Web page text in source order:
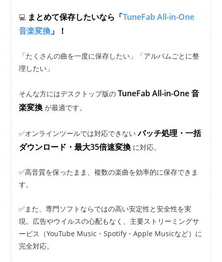
💻 まとめて保存したいなら「TuneFab All-in-One
音楽変換 」！
「たくさんの曲を一度に保存したい」「アルバムごとに整
理したい」
そんな方にはデスクトップ版のTuneFab All-in-One 音
楽変換 が最適です。
✅オンラインツールでは対応できないバッチ処理・一括
ダウンロード・最大35倍速変換 に対応。
✅高音質を保ったまま、複数の楽曲を効率的に保存できま
す。
✅また、専門ソフトならではの高い安定性と安全性を実
現。広告やウイルスの心配もなく、主要ストリーミングサ
ービス（YouTube Music・Spotify・Apple Musicなど）に
完全対応。